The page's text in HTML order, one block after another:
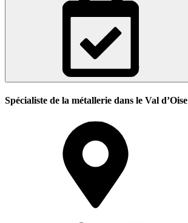
Spécialiste de la métallerie dans le Val d’Oise